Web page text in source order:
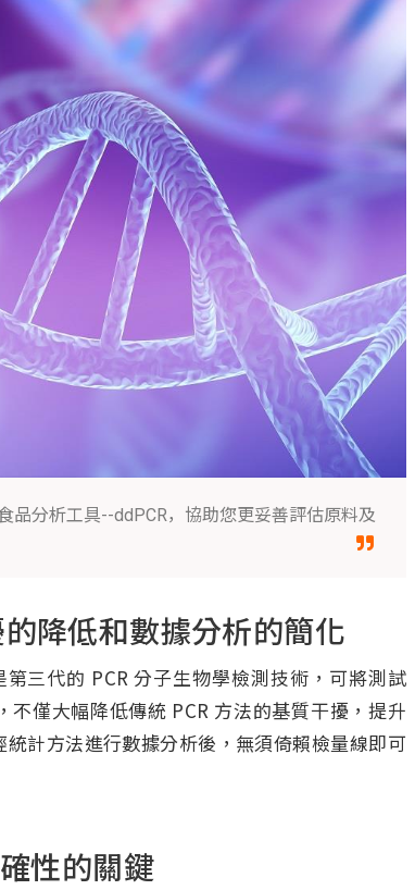
品分析工具--ddPCR，協助您更妥善評估原料及
降低和數據分析的簡化
代的 PCR 分子生物學檢測技術，可將測試
僅大幅降低傳統 PCR 方法的基質干擾，提升
計方法進行數據分析後，無須倚賴檢量線即可
性的關鍵